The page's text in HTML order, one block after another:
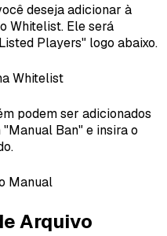
deseja adicionar à
Whitelist. Ele será
Players" logo abaixo.
podem ser adicionados
Ban" e insira o
Arquivo